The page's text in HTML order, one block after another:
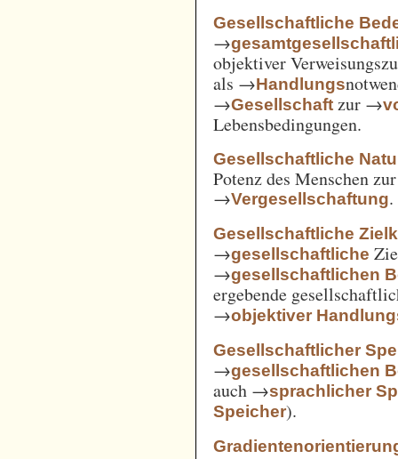
Gesellschaftliche
→
objektiver
als →Handlungs
→Gesellschaft zur →
Lebensbedingungen.
Gesellschaftliche
Potenz des Menschen
→Vergesellschaftung.
Gesellschaftliche
→gesellschaftliche
→gesellschaftlichen
ergebende
→objektiver
Gesellschaftlicher
→gesellschaftlichen
auch →sprachlicher
Speicher).